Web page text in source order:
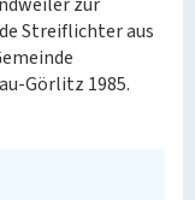
Streiflichter aus
Görlitz 1985.